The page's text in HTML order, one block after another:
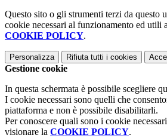
Questo sito o gli strumenti terzi da questo
cookie necessari al funzionamento ed utili
COOKIE POLICY.
Personalizza Rifiuta tutti i cookies
Gestione cookie
In questa schermata è possibile scegliere
I cookie necessari sono quelli che
piattaforma e non è possibile disabilitarli.
Per conoscere quali sono i cookie
visionare la COOKIE POLICY.